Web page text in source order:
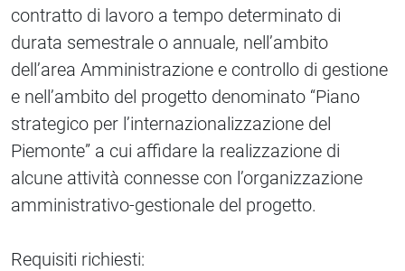
contratto di lavoro a tempo determinato di
durata semestrale o annuale, nell’ambito
dell’area Amministrazione e controllo di gestione
e nell’ambito del progetto denominato “Piano
strategico per l’internazionalizzazione del
Piemonte” a cui affidare la realizzazione di
alcune attività connesse con l’organizzazione
amministrativo-gestionale del progetto.
Requisiti richiesti: